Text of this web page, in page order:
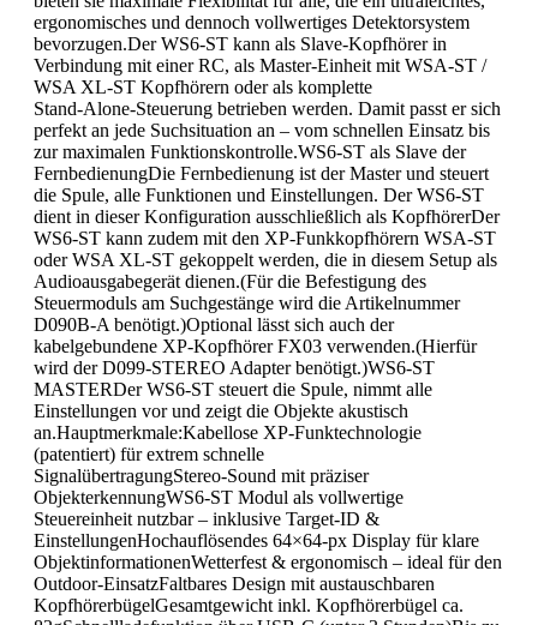
ergonomisches und dennoch vollwertiges Detektorsystem
bevorzugen.Der WS6‑ST kann als Slave‑Kopfhörer in
Verbindung mit einer RC, als Master‑Einheit mit WSA-ST /
WSA XL-ST Kopfhörern oder als komplette
Stand‑Alone‑Steuerung betrieben werden. Damit passt er sich
perfekt an jede Suchsituation an – vom schnellen Einsatz bis
zur maximalen Funktionskontrolle.WS6‑ST als Slave der
FernbedienungDie Fernbedienung ist der Master und steuert
die Spule, alle Funktionen und Einstellungen. Der WS6‑ST
dient in dieser Konfiguration ausschließlich als KopfhörerDer
WS6‑ST kann zudem mit den XP‑Funkkopfhörern WSA‑ST
oder WSA XL‑ST gekoppelt werden, die in diesem Setup als
Audioausgabegerät dienen.(Für die Befestigung des
Steuermoduls am Suchgestänge wird die Artikelnummer
D090B‑A benötigt.)Optional lässt sich auch der
kabelgebundene XP‑Kopfhörer FX03 verwenden.(Hierfür
wird der D099‑STEREO Adapter benötigt.)WS6‑ST
MASTERDer WS6‑ST steuert die Spule, nimmt alle
Einstellungen vor und zeigt die Objekte akustisch
an.Hauptmerkmale:Kabellose XP‑Funktechnologie
(patentiert) für extrem schnelle
SignalübertragungStereo‑Sound mit präziser
ObjekterkennungWS6‑ST Modul als vollwertige
Steuereinheit nutzbar – inklusive Target‑ID &
EinstellungenHochauflösendes 64×64‑px Display für klare
ObjektinformationenWetterfest & ergonomisch – ideal für den
Outdoor‑EinsatzFaltbares Design mit austauschbaren
KopfhörerbügelGesamtgewicht inkl. Kopfhörerbügel ca.